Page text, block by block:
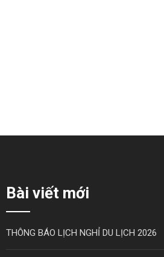
Bài viết mới
THÔNG BÁO LỊCH NGHỈ DU LỊCH 2026